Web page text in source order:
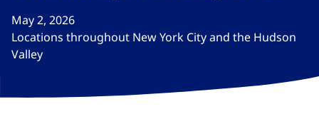
May 2, 2026
Locations throughout New York City and the Hudson
Valley​​​​‌ ‍ ​‍​‍‌‍ ‌ ​‍‌‍‍‌‌‍‌ ‌‍‍‌‌‍ ‍​‍​‍​ ‍‍​‍​‍‌ ​ ‌‍​‌‌‍ ‍‌‍‍‌‌ ‌​‌ ‍‌​‍ ‍‌‍‍‌‌‍ ​‍​‍​‍ ​​‍​‍‌‍‍​‌ ​‍‌‍‌‌‌‍‌‍​‍​‍​ ‍‍​‍​‍‌‍‍​‌ ‌​‌ ‌​‌ ​​‌ ​ ​ ‍‍​‍ ​‍ ‌‍​ ‌‍ ‌‌ ​ ​‍ ‍‌‍ ‌‌‍​‌‌‍‍‌‌‍ ‍​‍ ‍​ ​‍​ ​​​ ​‍​ ‌​‌ ​‍‌‍‌‌‌‍‌​‌‍‌‌‌ ​ ‌‍‍‌‌‍‌ ‌‍ ‍​‍ ‍‌ ​‍‌‍‍‌‌ ‌‍‌‍‌‌‌ ​‍‌‍‍ ‌‍‌‌‌‍‌‌‌ ​​‌‍‌‌‌ ​‍​‍ ‍‌‍ ‌ ​‍‌‍‌ ​‍ ‌‍‍‌‌‍ ‍‌ ‌​‌‍‌‌‌‍ ‍‌ ‌​​‍ ‌‍‌‌‌‍‌​‌‍‍‌‌ ‌​​‍ ‌‍ ‌‌‍ ‌‍‌​‌‍‌‌​ ‌‌ ​​‌ ​‍‌‍‌‌‌ ​ ‌‍‌‌‌‍ ‍‌ ‌​‌‍​‌‌ ‌​‌‍‍‌‌‍ ‌‍ ‍​ ‍ ‌‍‍‌‌‍‌​​ ‌‌‍‌‍​ ‌ ​ ​‍​ ‌‍​ ​​​ ‍‌‌‍‌​​ ​‌​‍ ‌​ ‌​​ ‌‌​ ‌​​ ‍‌​‍ ‌​ ‌​​ ‍​​ ‌ ​ ​​​‍ ‌‌‍​‌​ ‌​‌‍‌‍​ ‍‌​‍ ‌​ ​ ​ ‌‌​ ​ ‌‍‌​​ ‌‌‌‍‌‌‌‍​‍​ ​‌​ ‌‌‌‍​ ‌‍‌​​ ‌‍​ ‍ ‌ ‌​‌ ‍‌‌ ​​‌‍‌‌​ ‌‌‍‌‌‌ ‌‍‌‍‌‌‌‍ ‍‌ ‌​​ ‍ ‌ ​​‌‍​‌‌ ‌​‌‍‍​​ ‌‌‍ ​‌‍ ‌‍​ ‌‍​‌‌ ‌​‌‍‍‌‌‍ ‌‍ ‍​‍ ‍‌ ‌​‌‍‍‌‌ ‌​‌‍ ​‌‍‌‌​ ‌‍​‍‌‍​‌‌ ​ ‌‍‌‌‌‌‌‌‌ ​‍‌‍ ​​ ‌‌‍‍​‌ ‌​‌ ‌​‌ ​​‌ ​ ​‍‌‌​ ​ ‌​​‌​‍‌‌​ ​‍‌​‌‍​‍‌‌​ ​‍‌​‌‍‌‍​ ‌‍ ‌‌ ​ ​‍ ‍‌‍ ‌‌‍​‌‌‍‍‌‌‍ ‍​‍ ‍​ ​‍​ ​​​ ​‍​ ‌​‌ ​‍‌‍‌‌‌‍‌​‌‍‌‌‌ ​ ‌‍‍‌‌‍‌ ‌‍ ‍​‍ ‍‌ ​‍‌‍‍‌‌ ‌‍‌‍‌‌‌ ​‍‌‍‍ ‌‍‌‌‌‍‌‌‌ ​​‌‍‌‌‌ ​‍​‍ ‍‌‍ ‌ ​‍‌‍‌ ​‍‌‍‌‍‍‌‌‍‌​​ ‌‌‍‌‍​ ‌ ​ ​‍​ ‌‍​ ​​​ ‍‌‌‍‌​​ ​‌​‍ ‌​ ‌​​ ‌‌​ ‌​​ ‍‌​‍ ‌​ ‌​​ ‍​​ ‌ ​ ​​​‍ ‌‌‍​‌​ ‌​‌‍‌‍​ ‍‌​‍ ‌​ ​ ​ ‌‌​ ​ ‌‍‌​​ ‌‌‌‍‌‌‌‍​‍​ ​‌​ ‌‌‌‍​ ‌‍‌​​ ‌‍​‍‌‍‌ ‌​‌ ‍‌‌ ​​‌‍‌‌​ ‌‌‍‌‌‌ ‌‍‌‍‌‌‌‍ ‍‌ ‌​​‍‌‍‌ ​​‌‍​‌‌ ‌​‌‍‍​​ ‌‌‍ ​‌‍ ‌‍​ ‌‍​‌‌ ‌​‌‍‍‌‌‍ ‌‍ ‍​‍ ‍‌ ‌​‌‍‍‌‌ ‌​‌‍ ​‌‍‌‌​‍‌‍‌ ​​‌‍‌‌‌ ​‍‌ ​ ‌ ​​‌‍‌‌‌‍​ ‌ ‌​‌‍‍‌‌ ‌‍‌‍‌‌​ ‌‌ ​​‌ ‌‌‌‍​‍‌‍ ​‌‍‍‌‌ ​ ‌‍‍​‌‍‌‌‌‍‌​​‍​‍‌ ‌